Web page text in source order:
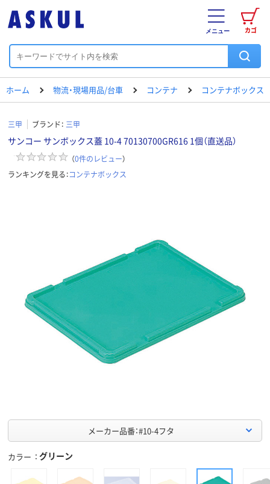
カゴ
メニュー
ホーム 物流・現場用品/台車 コンテナ コンテナボックス
三甲 ブランド： 三甲
サンコー サンボックス蓋 10-4 70130700GR616 1個（直送品）
（0件のレビュー）
ランキングを見る：コンテナボックス
メーカー品番：#10-4フタ
カラー グリーン